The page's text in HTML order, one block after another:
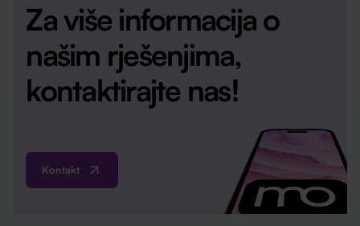
Za više informacija o
našim rješenjima,
kontaktirajte nas!
Kontakt